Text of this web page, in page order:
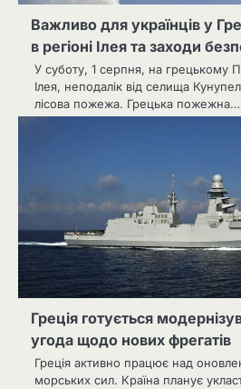
Важливо для українців у
в регіоні Ілея та заходи
У суботу, 1 серпня, на грецькому
Ілея, неподалік від селища
лісова пожежа. Грецька пожежна…
Греція готується
угода щодо нових фрегатів
Греція активно працює над
морських сил. Країна планує